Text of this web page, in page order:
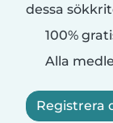
dessa
100%
Alla
Registrera